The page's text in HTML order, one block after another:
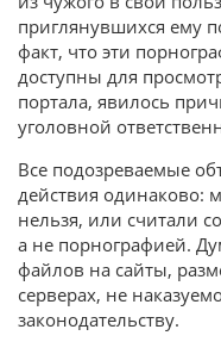
приглянувшихся ему
факт, что эти
доступны для
портала, явилось
уголовной
Все подозреваемые
действия одинаково:
нельзя, или считали
а не порнографией.
файлов на сайты,
серверах, не
законодательству.